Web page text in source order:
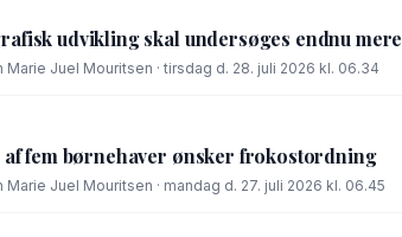
udvikling skal undersøges endnu mere
Marie Juel Mouritsen · tirsdag d. 28. juli 2026 kl. 06.34
af fem børnehaver ønsker frokostordning
Marie Juel Mouritsen · mandag d. 27. juli 2026 kl. 06.45